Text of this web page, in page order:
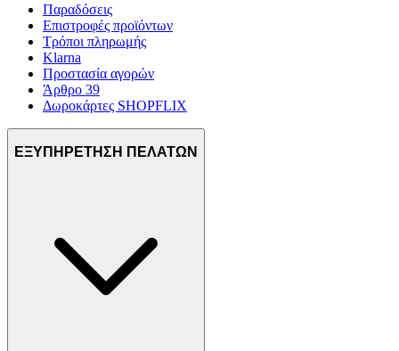
Παραδόσεις
Επιστροφές προϊόντων
Τρόποι πληρωμής
Klarna
Προστασία αγορών
Άρθρο 39
Δωροκάρτες SHOPFLIX
ΕΞΥΠΗΡΕΤΗΣΗ ΠΕΛΑΤΩΝ